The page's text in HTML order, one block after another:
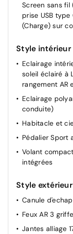
Accès et
Screen sans fil
prise USB
(Charge) sur
Style intérieur
Eclairage
soleil éclairé à
rangement AR
Eclairage
conduite)
Habitacle et
Pédalier Sport
Volant
intégrées
Style extérieur
Canule
Feux AR 3
Jantes alliage